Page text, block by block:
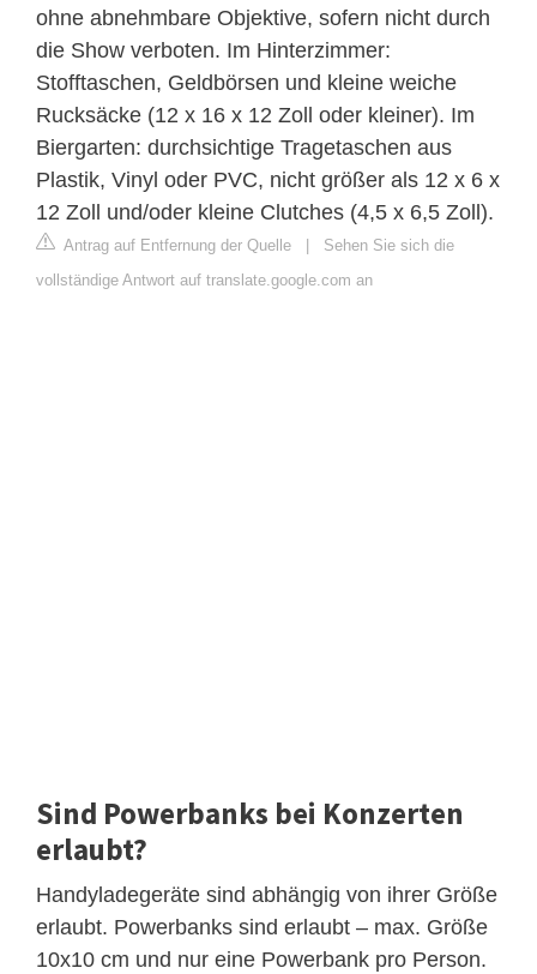
ohne abnehmbare Objektive, sofern nicht durch
die Show verboten. Im Hinterzimmer:
Stofftaschen, Geldbörsen und kleine weiche
Rucksäcke (12 x 16 x 12 Zoll oder kleiner). Im
Biergarten: durchsichtige Tragetaschen aus
Plastik, Vinyl oder PVC, nicht größer als 12 x 6 x
12 Zoll und/oder kleine Clutches (4,5 x 6,5 Zoll).
Antrag auf Entfernung der Quelle
Sehen Sie sich die
vollständige Antwort auf translate.google.com an
Sind Powerbanks bei Konzerten
erlaubt?
Handyladegeräte sind abhängig von ihrer Größe
erlaubt. Powerbanks sind erlaubt – max. Größe
10x10 cm und nur eine Powerbank pro Person.